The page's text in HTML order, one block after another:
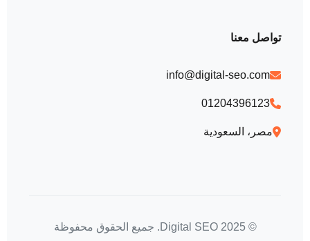
تواصل معنا
info@digital-seo.com
01204396123
مصر، السعودية
© 2025 Digital SEO. جميع الحقوق محفوظة